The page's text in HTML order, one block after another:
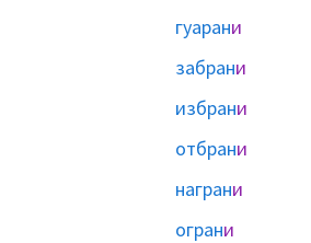
гуарани
забрани
избрани
отбрани
награни
ограни